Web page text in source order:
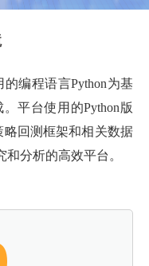
编程语言Python为基
平台使用的Python版
回测框架和相关数据
分析的高效平台。